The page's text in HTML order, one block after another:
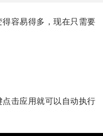
容易得多，现在只需要
点击应用就可以自动执行